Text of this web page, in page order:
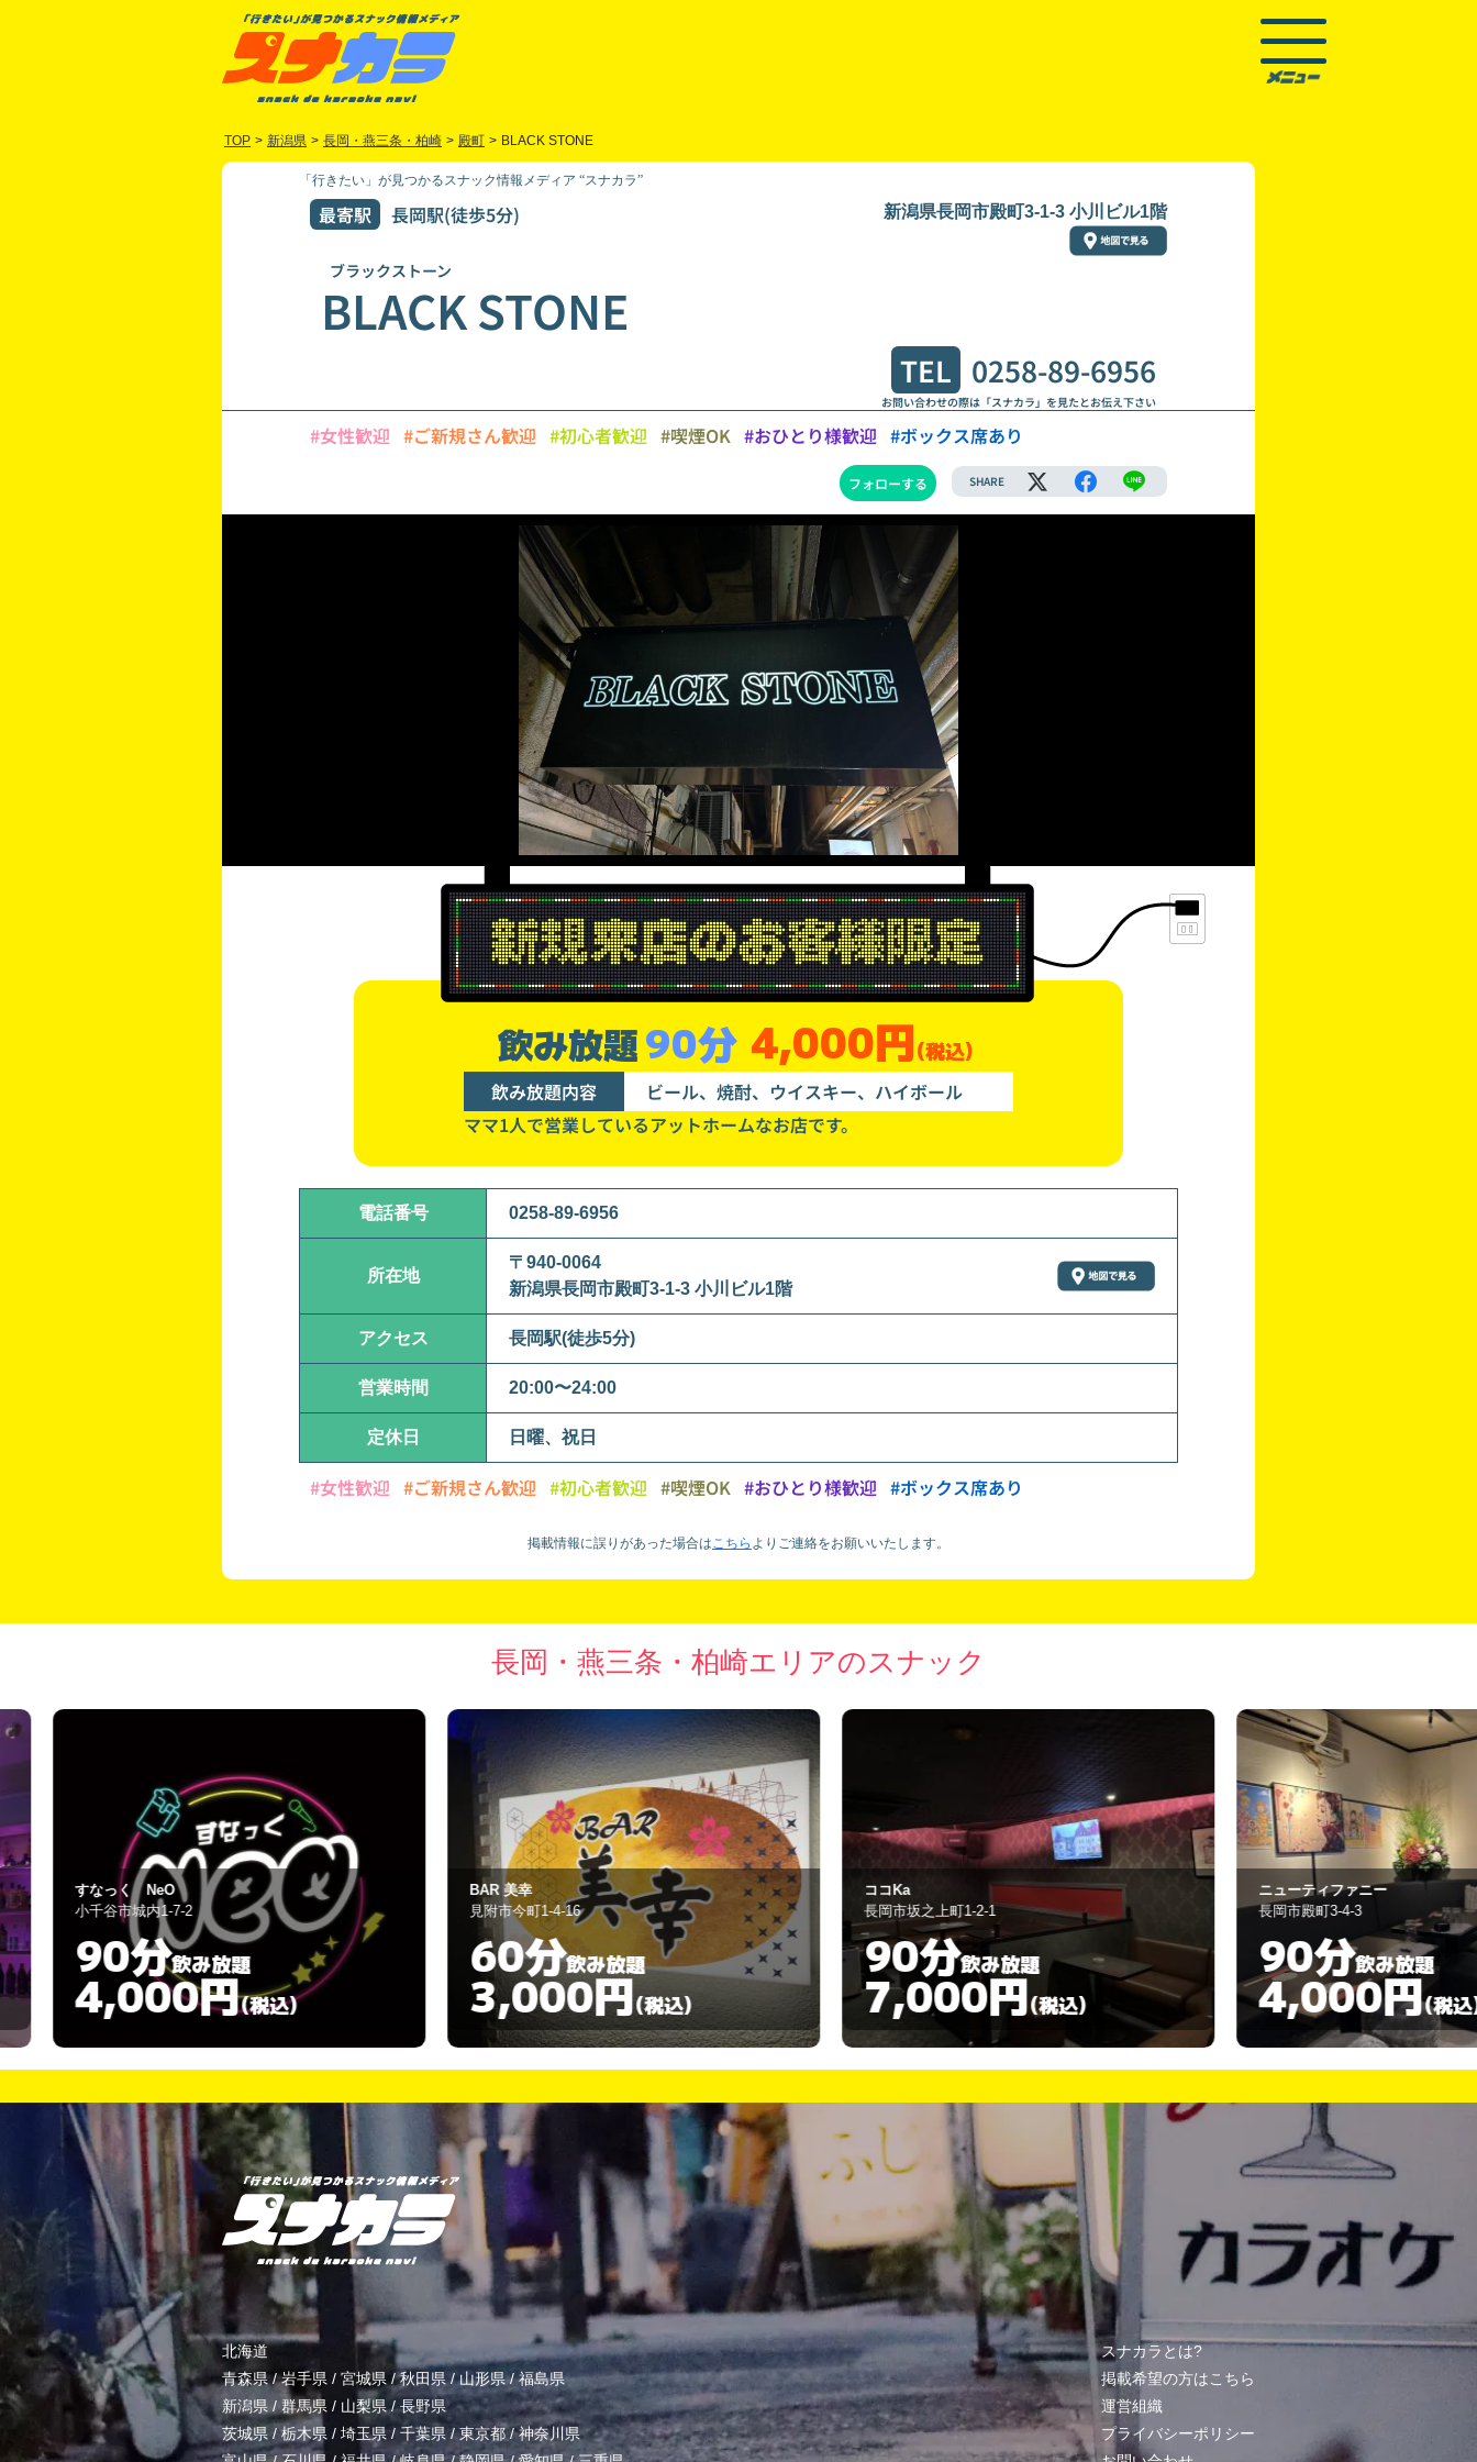
TOP > 新潟県 > 長岡・燕三条・柏崎 > 殿町 > BLACK STONE
「行きたい」が見つかるスナック情報メディア “スナカラ”
最寄駅 長岡駅(徒歩5分) 新潟県長岡市殿町3-1-3 小川ビル1階
ブラックストーン
BLACK STONE
TEL 0258-89-6956
お問い合わせの際は「スナカラ」を見たとお伝え下さい
#女性歓迎 #ご新規さん歓迎 #初心者歓迎 #喫煙OK #おひとり様歓迎 #ボックス席あり
フォローする SHARE
飲み放題90分 4,000円(税込)
飲み放題内容
ビール、焼酎、ウイスキー、ハイボール
ママ1人で営業しているアットホームなお店です。
電話番号 0258-89-6956
所在地
〒940-0064
新潟県長岡市殿町3-1-3 小川ビル1階
アクセス 長岡駅(徒歩5分)
営業時間 20:00〜24:00
定休日 日曜、祝日
#女性歓迎 #ご新規さん歓迎 #初心者歓迎 #喫煙OK #おひとり様歓迎 #ボックス席あり
掲載情報に誤りがあった場合はこちら より ご連絡をお願いいたします。
長岡・燕三条・柏崎エリアのスナック
BAR 美幸
見附市今町1-4-16
60分 飲み放題
3,000円
ココKa
長岡市坂之上町1-2-1
90分飲み放題
7,000円 (税込)
ニューティファニー
長岡市殿町3-4-3
90分飲み放題
4,000円 (税込)
禮（れい）
長岡市殿町4-3
120
北海道
青森県/岩手県 / 宮城県 /秋田県 /山形県/福島県
新潟県 / 群馬県 / 山梨県/長野県
茨城県 / 栃木県 / 埼玉県/ 千葉県 /東京都/神奈川県
スナカラとは?
掲載希望の方はこちら
運営組織
プライバシーポリシー